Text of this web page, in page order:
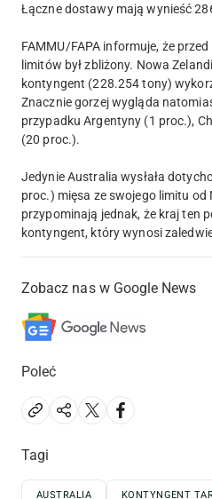
Łączne dostawy mają wynieść
FAMMU/FAPA informuje, że
limitów był zbliżony. Nowa
kontyngent (228.254 tony)
Znacznie gorzej wygląda
przypadku Argentyny (1 proc.),
(20 proc.).
Jedynie Australia wysłała
proc.) mięsa ze swojego limitu
przypominają jednak, że kraj ten
kontyngent, który wynosi
Zobacz nas w Google News
Poleć
Tagi
AUSTRALIA KONTYNGENT